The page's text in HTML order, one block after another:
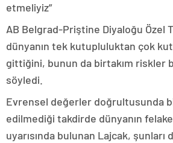
etmeliyiz”
AB Belgrad-Priştine Diyaloğu Özel
dünyanın tek kutupluluktan çok
gittiğini, bunun da birtakım riskler
söyledi.
Evrensel değerler doğrultusunda
edilmediği takdirde dünyanın
uyarısında bulunan Lajcak, şunları